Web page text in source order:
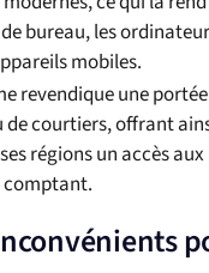
bureau, les
mobiles.
revendique une
de courtiers, offrant
régions un accès aux